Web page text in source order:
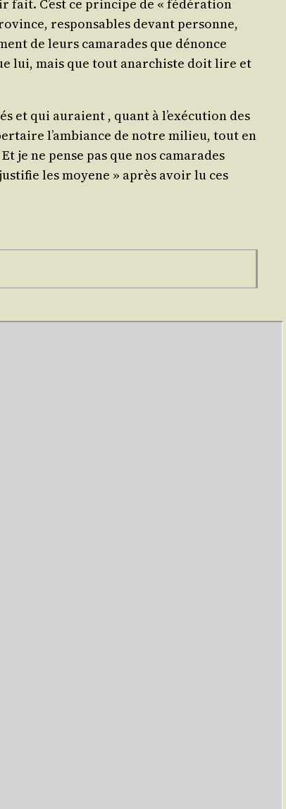
fait. C’est ce prin­cipe de « fédé­ra­tion
res­pon­sables devant per­sonne,
de leurs cama­rades que dénonce
lui, mais que tout anar­chiste doit lire et
et qui auraient , quant à l’exé­cu­tion des
l’am­biance de notre milieu, tout en
je ne pense pas que nos cama­rades
les moyene » après avoir lu ces